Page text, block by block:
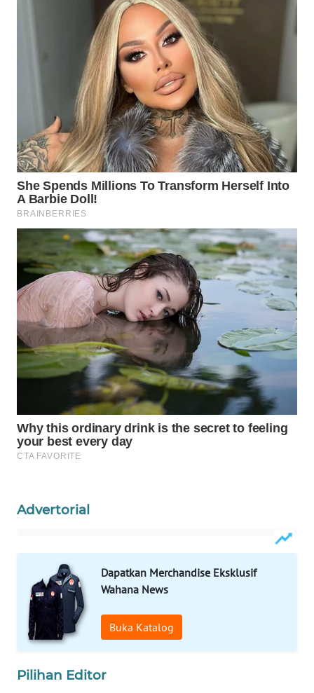
Advertorial
Dapatkan Merchandise Eksklusif
Wahana News
Buka Katalog
Pilihan Editor
WAHANA
UMKM
WAHANA
SELEB
WAHANA
PERSONA
WAHANA
OTOMOTIF
WAHANA
HEALTH
WISATA
LAPAK
Wahana
KONSUMEN
LISTRIK
MASYARAKAT
KELISTRIKAN
ID